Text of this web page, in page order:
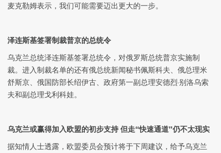
麦克勒姆表示，我们可能需要迈出更大的一步。
泽连斯基签署制裁普京的总统令
乌克兰总统泽连斯基签署总统令，对俄罗斯总统普京实施制
裁。进入制裁名单的还有俄总统新闻秘书佩斯科夫、俄总理米
舒斯京、俄国防部长绍伊古、政府第一副总理安德烈·别洛乌索
夫和副总理戈利科娃。
乌克兰或赢得加入欧盟的初步支持 但走“快速通道”仍不太现实
据知情人士透露，欧盟委员会预计将于下周建议，给予乌克兰